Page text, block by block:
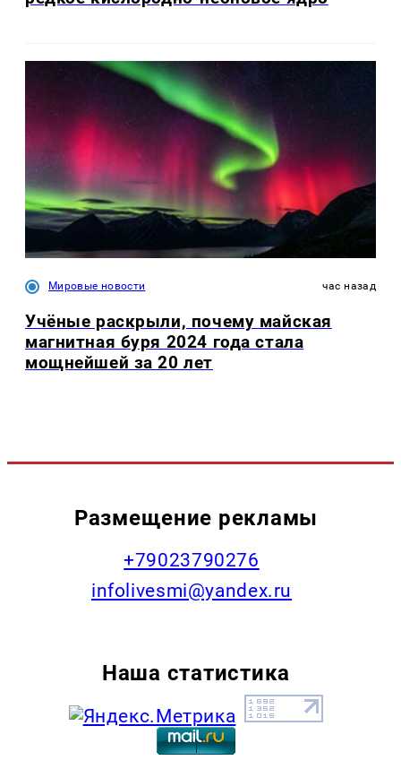
Мировые новости час назад
Учёные раскрыли, почему майская
магнитная буря 2024 года стала
мощнейшей за 20 лет
Размещение рекламы
+79023790276
infolivesmi@yandex.ru
Наша статистика